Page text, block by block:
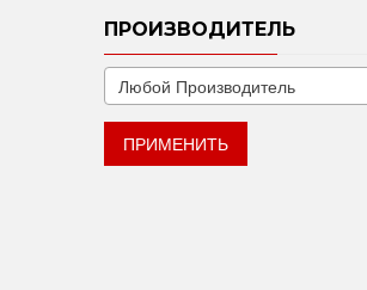
ПРОИЗВОДИТЕЛЬ
ПРИМЕНИТЬ